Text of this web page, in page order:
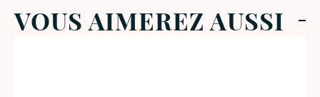
VOUS AIMEREZ AUSSI